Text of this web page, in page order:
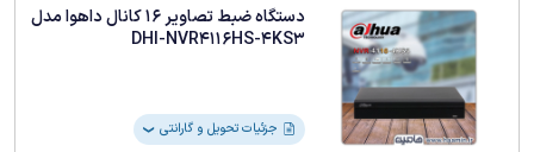
دستگاه ضبط تصاویر 16 کانال داهوا مدل
DHI-NVR4116HS-4KS3
جزئیات تحویل و گارانتی ❯